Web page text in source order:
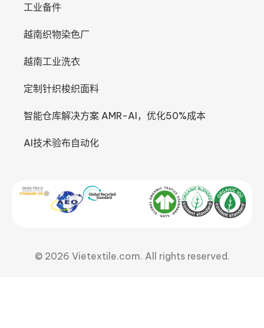
工业备件
越南织物染色厂
越南工业洗衣
定制针织梭织面料
智能仓库解决方案 AMR-AI，优化50%成本
AI技术验布自动化
© 2026 Vietextile.com. All rights reserved.